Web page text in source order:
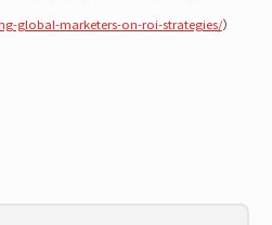
global-marketers-on-roi-strategies/）